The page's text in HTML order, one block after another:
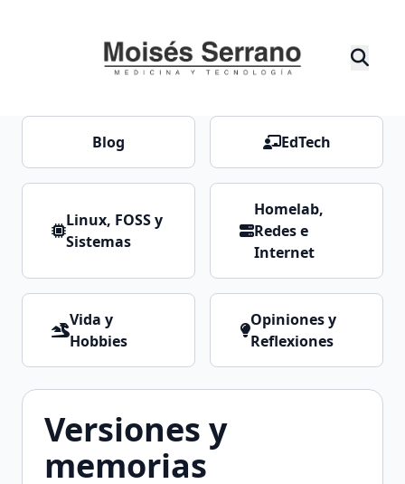
Blog EdTech
Linux, FOSS y
Sistemas
Homelab,
Redes e
Internet
Vida y
Hobbies
Opiniones y
Reflexiones
Versiones y
memorias